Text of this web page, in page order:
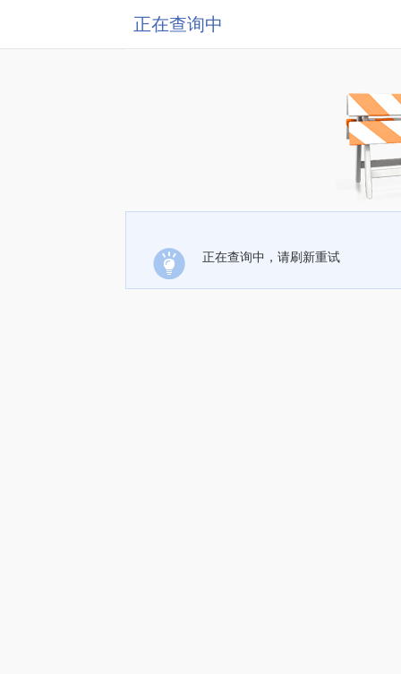
正在查询中
正在查询中，请刷新重试